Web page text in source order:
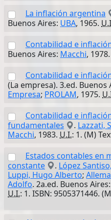
La inflación argentina
Buenos Aires: UBA, 1965.
Contabilidad e
Buenos Aires: Macchi, 1978.
Contabilidad e
(La empresa). 3.ed. Buenos
Empresa; PROLAM, 1975.
Contabilidad e
fundamentales
. Lazzati,
Macchi, 1983. U.I.: 1. (M)
Estados contables en
constante
. López
Luppi, Hugo Alberto;
Adolfo. 2a.ed. Buenos Aires:
U.I.: 1. ISBN: 9505371446.